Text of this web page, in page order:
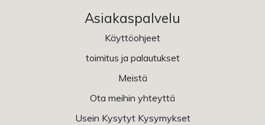
Asiakaspalvelu
Käyttöohjeet
toimitus ja palautukset
Meistä
Ota meihin yhteyttä
Usein Kysytyt Kysymykset